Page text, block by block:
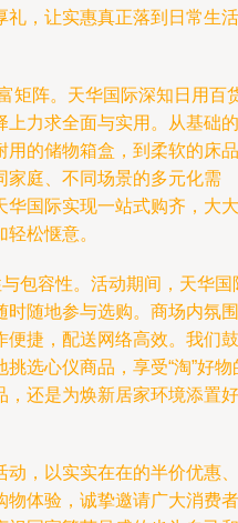
礼，让实惠真正落到日常生活
矩阵。天华国际深知日用百
上力求全面与实用。从基础的
用的储物箱盒，到柔软的床品
家庭、不同场景的多元化需
华国际实现一站式购齐，大大
松惬意。
包容性。活动期间，天华国
时随地参与选购。商场内氛围
便捷，配送网络高效。我们鼓
选心仪商品，享受“淘”好物
，还是为焕新居家环境添置好
动，以实实在在的半价优惠、
物体验，诚挚邀请广大消费者